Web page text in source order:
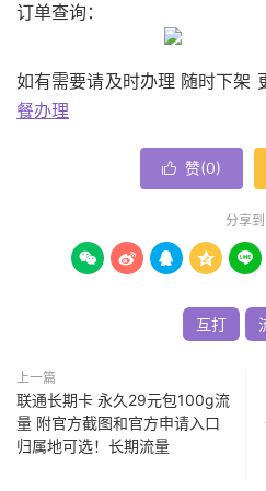
订单查询：
如有需要请及时办理 随时下架
餐办理
 赞(0)
分享到
    
互打
上一篇
联通长期卡 永久29元包100g流
量 附官方截图和官方申请入口
归属地可选！长期流量